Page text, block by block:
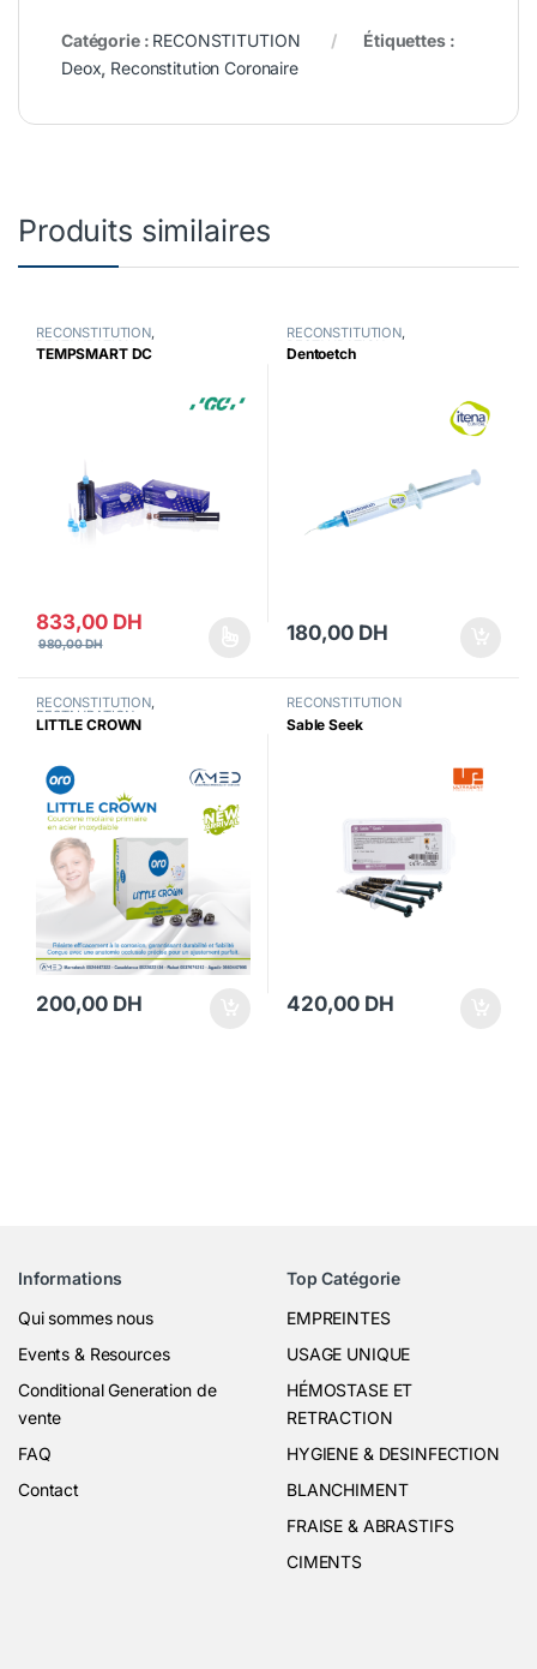
Catégorie : RECONSTITUTION
Étiquettes :
Deox, Reconstitution Coronaire
Produits similaires
RECONSTITUTION,
RESTAURATION
TEMPSMART DC
833,00 DH
980,00DH
Ce produit a plusieurs variations. Les options peuvent être
RECONSTITUTION,
RESTAURATION
Dentoetch
180,00 DH
RECONSTITUTION,
RESTAURATION
LITTLE CROWN
200,00 DH
RECONSTITUTION
Sable Seek
420,00 DH
Informations
Qui sommes nous
Events & Resources
Conditional Generation de
vente
FAQ
Contact
Top Catégorie
EMPREINTES
USAGE UNIQUE
HÉMOSTASE ET
RETRACTION
HYGIENE & DESINFECTION
BLANCHIMENT
FRAISE & ABRASTIFS
CIMENTS